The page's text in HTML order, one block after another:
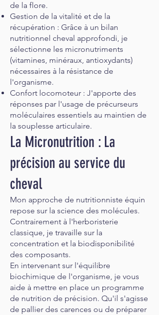
de la flore.
Gestion de la vitalité et de la
récupération : Grâce à un bilan
nutritionnel cheval approfondi, je
sélectionne les micronutriments
(vitamines, minéraux, antioxydants)
nécessaires à la résistance de
l'organisme.
Confort locomoteur : J'apporte des
réponses par l'usage de précurseurs
moléculaires essentiels au maintien de
la souplesse articulaire.
La Micronutrition : La
précision au service du
cheval
Mon approche de nutritionniste équin
repose sur la science des molécules.
Contrairement à l'herboristerie
classique, je travaille sur la
concentration et la biodisponibilité
des composants.
En intervenant sur l'équilibre
biochimique de l'organisme, je vous
aide à mettre en place un programme
de nutrition de précision. Qu'il s'agisse
de pallier des carences ou de préparer